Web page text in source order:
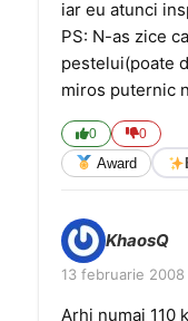
iar eu atunci
PS: N-as zice
pestelui(poate
miros puternic
0 0
Award
KhaosQ
13 februarie 2008
Arhi numai 110